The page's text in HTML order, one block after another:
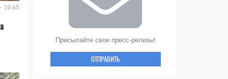
19:45
Присылайте свои пресс-релизы!
ОТПРАВИТЬ